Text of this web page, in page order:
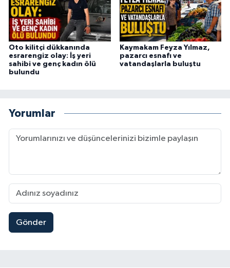
Oto kilitçi dükkanında
esrarengiz olay: İş yeri
sahibi ve genç kadın ölü
bulundu
Kaymakam Feyza Yılmaz,
pazarcı esnafı ve
vatandaşlarla buluştu
Yorumlar
Gönder